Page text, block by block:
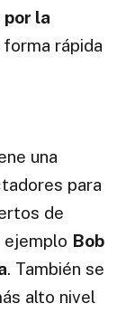
por la
rápida
una
para
de
Bob
. También se
alto nivel